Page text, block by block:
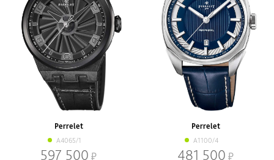
Perrelet
A4065/1
597 500
Perrelet
A1100/4
481 500